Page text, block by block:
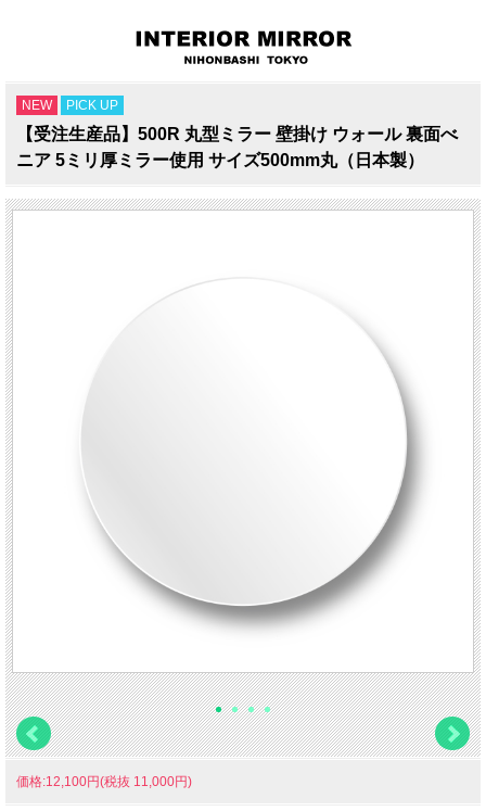
NEW PICK UP
【受注生産品】500R 丸型ミラー 壁掛け ウォール 裏面べ
ニア 5ミリ厚ミラー使用 サイズ500mm丸（日本製）
価格:12,100円(税抜 11,000円)